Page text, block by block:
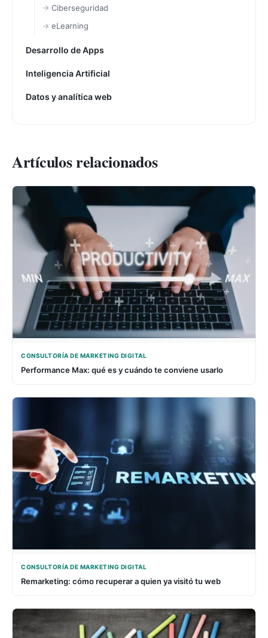
Ciberseguridad
eLearning
Desarrollo de Apps
Inteligencia Artificial
Datos y analítica web
Artículos relacionados
CONSULTORÍA DE MARKETING DIGITAL
Performance Max: qué es y cuándo te conviene usarlo
CONSULTORÍA DE MARKETING DIGITAL
Remarketing: cómo recuperar a quien ya visitó tu web